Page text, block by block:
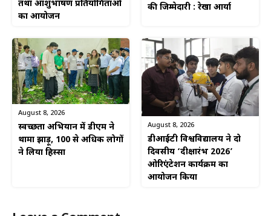
तथा आशुभाषण प्रतियोगिताओं
का आयोजन
की जिम्मेदारी : रेखा आर्या
August 8, 2026
स्वच्छता अभियान में डीएम ने
थामा झाड़ू, 100 से अधिक लोगों
ने लिया हिस्सा
August 8, 2026
डीआईटी विश्वविद्यालय ने दो
दिवसीय ‘दीक्षारंभ 2026’
ओरिएंटेशन कार्यक्रम का
आयोजन किया